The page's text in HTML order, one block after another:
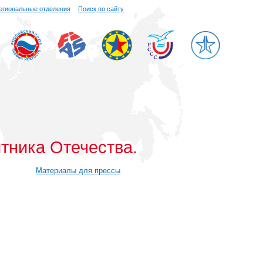
отделения Поиск по сайту
Отечества.
Материалы для прессы